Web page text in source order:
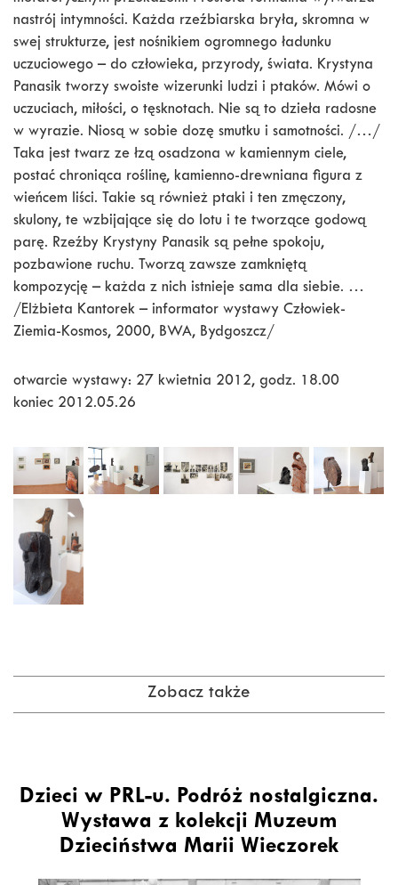
nastrój intymności. Każda rzeźbiarska bryła, skromna w
swej strukturze, jest nośnikiem ogromnego ładunku
uczuciowego – do człowieka, przyrody, świata. Krystyna
Panasik tworzy swoiste wizerunki ludzi i ptaków. Mówi o
uczuciach, miłości, o tęsknotach. Nie są to dzieła radosne
w wyrazie. Niosą w sobie dozę smutku i samotności. /…/
Taka jest twarz ze łzą osadzona w kamiennym ciele,
postać chroniąca roślinę, kamienno-drewniana figura z
wieńcem liści. Takie są również ptaki i ten zmęczony,
skulony, te wzbijające się do lotu i te tworzące godową
parę. Rzeźby Krystyny Panasik są pełne spokoju,
pozbawione ruchu. Tworzą zawsze zamkniętą
kompozycję – każda z nich istnieje sama dla siebie. …
/Elżbieta Kantorek – informator wystawy Człowiek-
Ziemia-Kosmos, 2000, BWA, Bydgoszcz/
otwarcie wystawy: 27 kwietnia 2012, godz. 18.00
koniec 2012.05.26
Zobacz także
Dzieci w PRL-u. Podróż nostalgiczna.
Wystawa z kolekcji Muzeum
Dzieciństwa Marii Wieczorek